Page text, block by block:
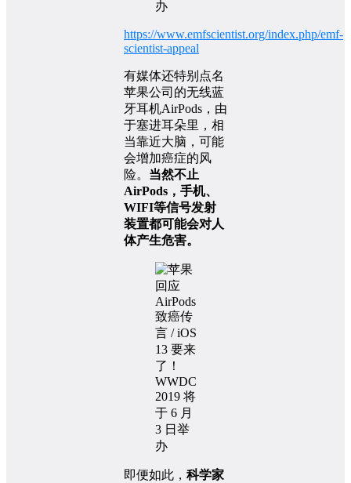
https://www.emfscientist.org/index.php/emf-
scientist-appeal
有媒体还特别点名
苹果公司的无线蓝
牙耳机AirPods，由
于塞进耳朵里，相
当靠近大脑，可能
会增加癌症的风
险。 当然不止
AirPods，手机、
WIFI等信号发射
装置都可能会对人
体产生危害。
即便如此， 科学家